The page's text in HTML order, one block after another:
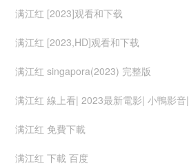
满江红 [2023]观看和下载
满江红 [2023,HD]观看和下载
满江红 singapora(2023) 完整版
满江红 線上看| 2023最新電影| 小鴨影音|
满江红 免費下載
满江红 下載 百度